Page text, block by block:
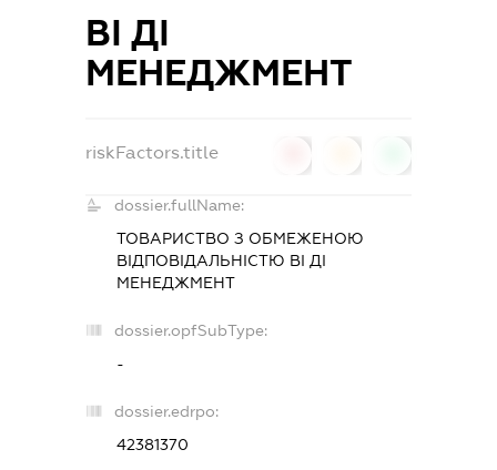
ВІ ДІ
МЕНЕДЖМЕНТ
riskFactors.title
dossier.fullName:
ТОВАРИСТВО З ОБМЕЖЕНОЮ
ВІДПОВІДАЛЬНІСТЮ ВІ ДІ
МЕНЕДЖМЕНТ
dossier.opfSubType:
-
dossier.edrpo:
42381370